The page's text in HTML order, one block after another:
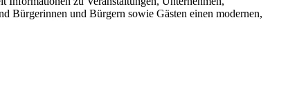
Bürgerinnen und Bürgern sowie Gästen einen modernen,